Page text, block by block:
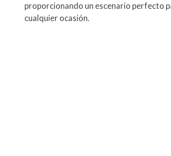
proporcionando un escenario perfecto
cualquier ocasión.